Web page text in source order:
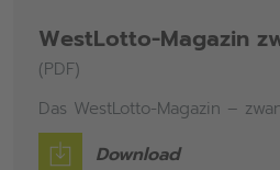
WestLotto-Magazin
(PDF)
Das WestLotto-Magazin –
Download